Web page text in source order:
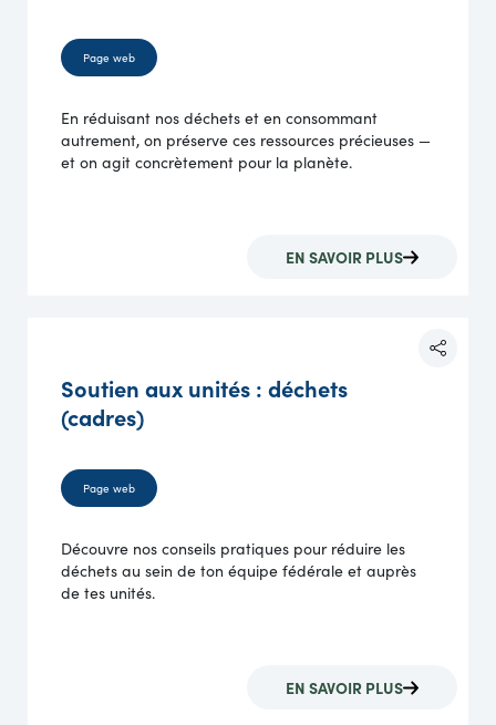
Page web
En réduisant nos déchets et en consommant
autrement, on préserve ces ressources précieuses —
et on agit concrètement pour la planète.
EN SAVOIR PLUS
Soutien aux unités : déchets
(cadres)
Page web
Découvre nos conseils pratiques pour réduire les
déchets au sein de ton équipe fédérale et auprès
de tes unités.
EN SAVOIR PLUS